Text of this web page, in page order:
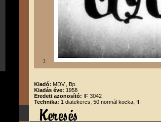
1
Kiadó: MDV., Bp.
Kiadás éve: 1958
Eredeti azonosító: IF 3042
Technika: 1 diatekercs, 50 normál kocka, ff.